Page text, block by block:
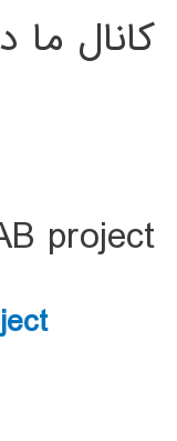
کانال ما
project